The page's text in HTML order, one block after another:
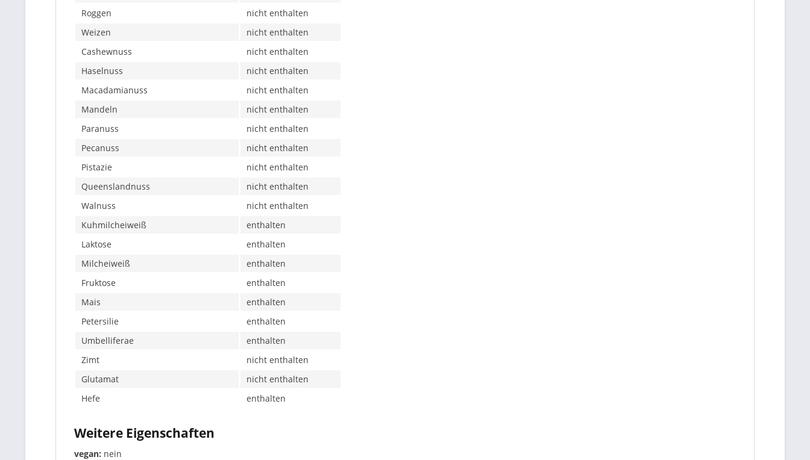
Roggen
nicht enthalten
Weizen
nicht enthalten
Cashewnuss
nicht enthalten
Haselnuss
nicht enthalten
Macadamianuss
nicht enthalten
Mandeln
nicht enthalten
Paranuss
nicht enthalten
Pecanuss
nicht enthalten
Pistazie
nicht enthalten
Queenslandnuss
nicht enthalten
Walnuss
nicht enthalten
Kuhmilcheiweiß
enthalten
Laktose
enthalten
Milcheiweiß
enthalten
Fruktose
enthalten
Mais
enthalten
Petersilie
enthalten
Umbelliferae
enthalten
Zimt
nicht enthalten
Glutamat
nicht enthalten
Hefe
enthalten
Weitere Eigenschaften
vegan: nein